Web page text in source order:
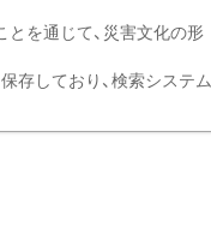
とを通じて、災害文化の形
存しており、検索システム